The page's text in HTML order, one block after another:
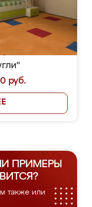
руб.
ПРИМЕРЫ
также или